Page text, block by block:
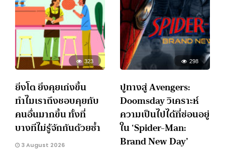
323
ยิ่งโต ยิ่งคุยเก่งขึ้น
ทำไมเราถึงชอบคุยกับ
คนอื่นมากขึ้น ทั้งที่
บางทีไม่รู้จักกันด้วยซ้ำ
3 August 2026
298
ปูทางสู่ Avengers:
Doomsday วิเคราะห์
ความเป็นไปได้ที่ซ่อนอยู่
ใน ‘Spider-Man:
Brand New Day’